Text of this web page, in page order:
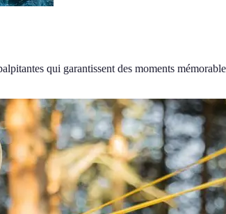
qui garantissent des moments